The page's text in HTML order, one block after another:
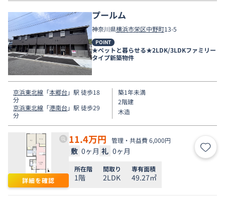
プールム
神奈川県横浜市栄区中野町13-5
POINT
★ペットと暮らせる★2LDK/3LDKファミリー
タイプ新築物件
京浜東北線 「本郷台」駅 徒歩18
分
京浜東北線 「港南台」駅 徒歩29
分
築1年未満
2階建
木造
詳細を確認
11.4万円 管理・共益費 6,000円
敷 0ヶ月 礼 0ヶ月 お気
所在階
1階
間取り
2LDK
専有面積
49.27㎡